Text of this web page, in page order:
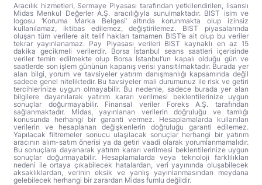
Aracılık hizmetleri, Sermaye Piyasası tarafından yetkilendirilen, lisanslı
Midas Menkul Değerler A.Ş. aracılığıyla sunulmaktadır. BIST isim ve
logosu ‘Koruma Marka Belgesi’ altında korunmakta olup izinsiz
kullanılamaz, iktibas edilemez, değiştirilemez. BIST piyasalarında
oluşan tüm verilere ait telif hakları tamamen BIST’e ait olup bu veriler
tekrar yayınlanamaz. Pay Piyasası verileri BIST kaynaklı en az 15
dakika gecikmeli verilerdir. Borsa İstanbul seans saatleri içerisinde
veriler temin edilmekte olup Borsa İstanbul’un kapalı olduğu gün ve
saatlerde son işlem gününün kapanış verisi yansıtılmaktadır. Burada yer
alan bilgi, yorum ve tavsiyeler yatırım danışmanlığı kapsamında değil
sadece genel niteliktedir. Bu tavsiyeler mali durumunuz ile risk ve getiri
tercihlerinize uygun olmayabilir. Bu nedenle, sadece burada yer alan
bilgilere dayanılarak yatırım kararı verilmesi beklentilerinize uygun
sonuçlar doğurmayabilir. Finansal veriler Foreks A.Ş. tarafından
sağlanmaktadır. Midas, yayınlanan verilerin doğruluğu ve tamlığı
konusunda herhangi bir garanti vermez. Hesaplamalarda kullanılan
verilerin ve hesaplanan değişkenlerin doğruluğu garanti edilemez.
Yapılacak filtremeler sonucu ulaşılacak sonuçlar herhangi bir yatırım
aracının alım-satım önerisi ya da getiri vaadi olarak yorumlanmamalıdır.
Bu sonuçlara dayanarak yatırım kararı verilmesi beklentilerinize uygun
sonuçlar doğurmayabilir. Hesaplamalarda veya teknoloji farklılıkları
nedeni ile ortaya çıkabilecek hatalardan, veri yayınında oluşabilecek
aksaklıklardan, verinin eksik ve yanlış yayınlanmasından meydana
gelebilecek herhangi bir zarardan Midas fumlu değildir.